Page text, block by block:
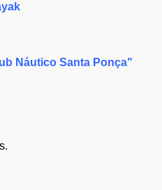
Náutico Santa Ponça"